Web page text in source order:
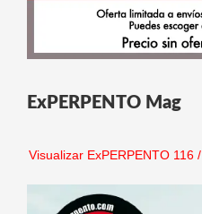
ExPERPENTO Mag
Visualizar ExPERPENTO 116/